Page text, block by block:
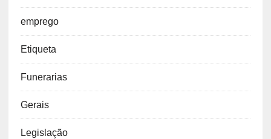
emprego
Etiqueta
Funerarias
Gerais
Legislação